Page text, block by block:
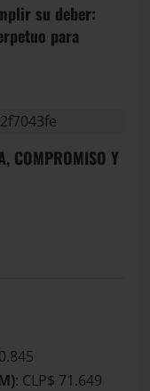
su deber:
para
COMPROMISO Y
: CLP$ 71.649